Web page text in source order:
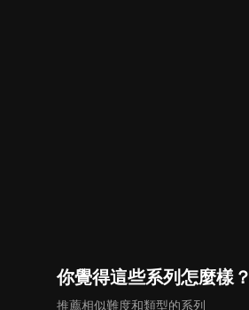
你覺得這些系列怎麼樣？
推薦相似難度和類型的系列